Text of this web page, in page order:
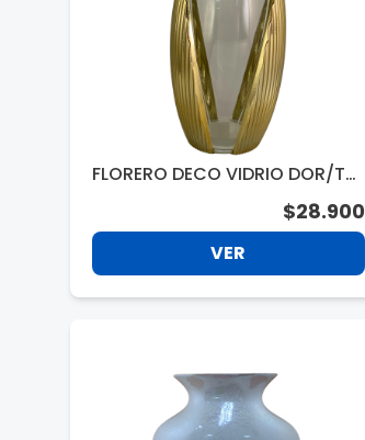
FLORERO DECO VIDRIO DOR/TR
$28.900
VER